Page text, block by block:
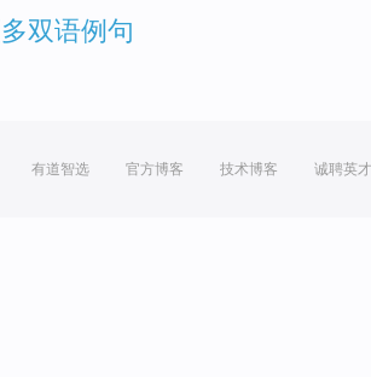
双语例句
有道智选 官方博客 技术博客 诚聘英才